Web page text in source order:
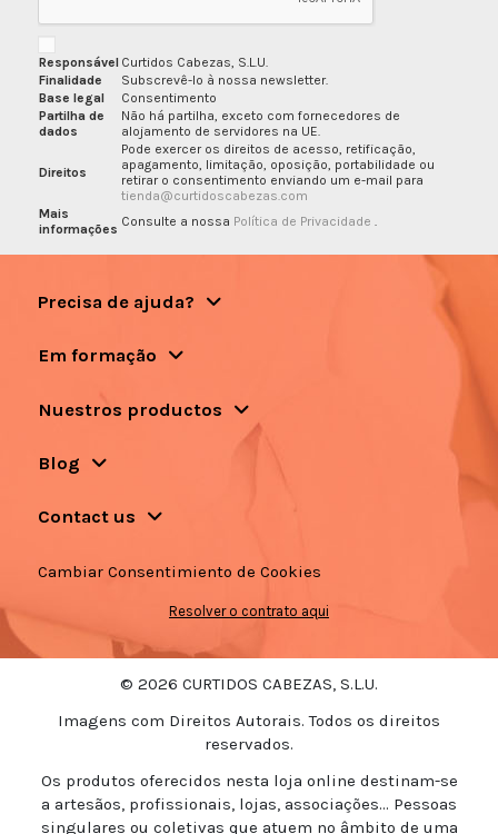
Responsável Curtidos Cabezas, S.L.U.
Finalidade
Subscrevê-lo à nossa newsletter.
Base legal
Consentimento
Partilha de
dados
Não há partilha, exceto com fornecedores de
alojamento de servidores na UE.
Direitos
Pode exercer os direitos de acesso, retificação,
apagamento, limitação, oposição, portabilidade ou
retirar o consentimento enviando um e-mail para
tienda@curtidoscabezas.com
Mais
informações Consulte a nossa Política de Privacidade
Precisa de ajuda?
Em formação
Nuestros productos
Blog
Contact us
Cambiar Consentimiento de Cookies
Resolver o contrato aqui
© 2026 CURTIDOS CABEZAS, S.L.U.
Imagens com Direitos Autorais. Todos os direitos
reservados.
Os produtos oferecidos nesta loja online destinam-se
a artesãos, profissionais, lojas, associações... Pessoas
singulares ou coletivas que atuem no âmbito de uma